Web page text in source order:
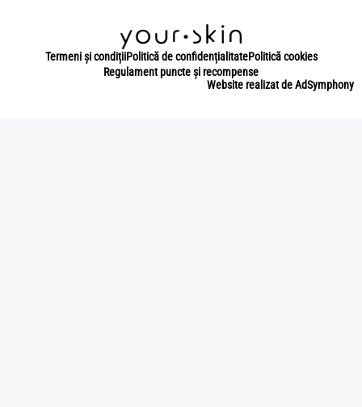
Termeni și condițiiPolitică de confidențialitatePolitică cookies
Regulament puncte și recompense
Website realizat de AdSymphony